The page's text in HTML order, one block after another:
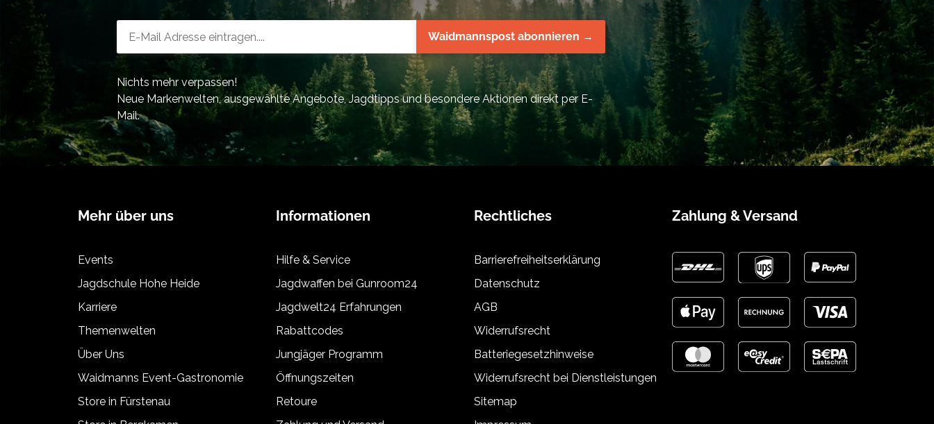
Waidmannspost abonnieren →
Nichts mehr verpassen!
Neue Markenwelten, ausgewählte Angebote, Jagdtipps und besondere Aktionen direkt per E-
Mail.
Mehr über uns
Events
Jagdschule Hohe Heide
Karriere
Themenwelten
Über Uns
Waidmanns Event-Gastronomie
Store in Fürstenau
Informationen
Hilfe & Service
Jagdwaffen bei Gunroom24
Jagdwelt24 Erfahrungen
Rabattcodes
Jungjäger Programm
Öffnungszeiten
Retoure
Rechtliches
Barrierefreiheitserklärung
Datenschutz
AGB
Widerrufsrecht
Batteriegesetzhinweise
Widerrufsrecht bei Dienstleistungen
Sitemap
Zahlung & Versand